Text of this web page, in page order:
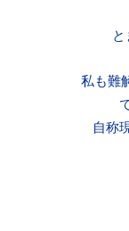
私も難
自称